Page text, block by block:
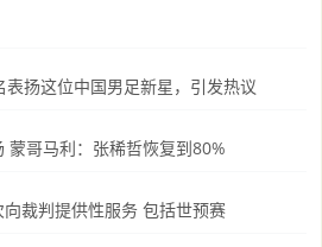
扬这位中国男足新星，引发热议
蒙哥马利：张稀哲恢复到80%
裁判提供性服务 包括世预赛